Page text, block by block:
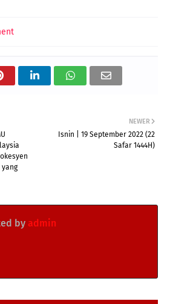
NEWER
Isnin | 19 September 2022 (22
Safar 1444H)
yang
by admin